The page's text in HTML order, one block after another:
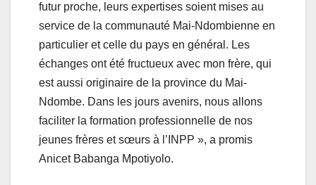
futur proche, leurs expertises soient mises au
service de la communauté Mai-Ndombienne en
particulier et celle du pays en général. Les
échanges ont été fructueux avec mon frère, qui
est aussi originaire de la province du Mai-
Ndombe. Dans les jours avenirs, nous allons
faciliter la formation professionnelle de nos
jeunes frères et sœurs à l’INPP », a promis
Anicet Babanga Mpotiyolo.